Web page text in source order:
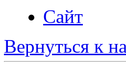
Сайт
Вернуться к